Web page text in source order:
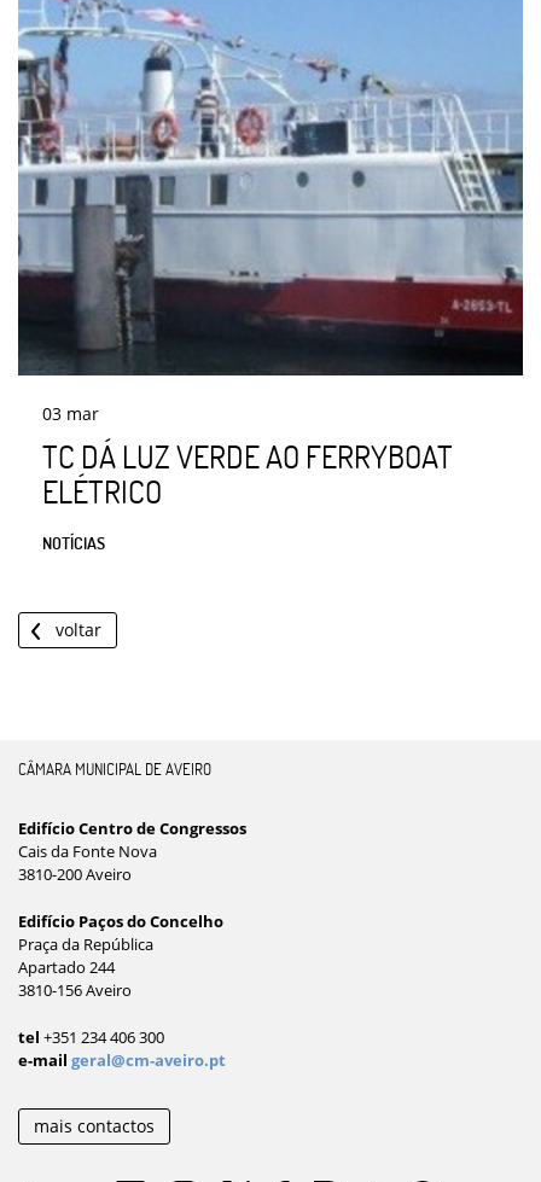
03 mar
TC DÁ LUZ VERDE AO FERRYBOAT
ELÉTRICO
NOTÍCIAS
voltar
CÂMARA MUNICIPAL DE AVEIRO
Edifício Centro de Congressos
Cais da Fonte Nova
3810-200 Aveiro
Edifício Paços do Concelho
Praça da República
Apartado 244
3810-156 Aveiro
tel +351 234 406 300
e-mail geral@cm-aveiro.pt
mais contactos